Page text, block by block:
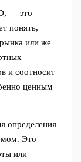
— это
понять,
или же
и соотносит
ценным
определения
Это
или